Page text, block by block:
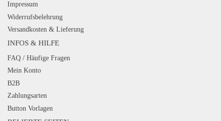
Impressum
Widerrufsbelehrung
Versandkosten & Lieferung
INFOS & HILFE
FAQ / Häufige Fragen
Mein Konto
B2B
Zahlungsarten
Button Vorlagen